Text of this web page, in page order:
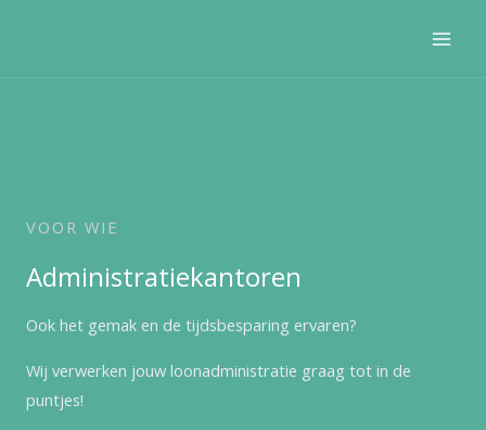
VOOR WIE
Administratiekantoren
Ook het gemak en de tijdsbesparing ervaren?
Wij verwerken jouw loonadministratie graag tot in de
puntjes!